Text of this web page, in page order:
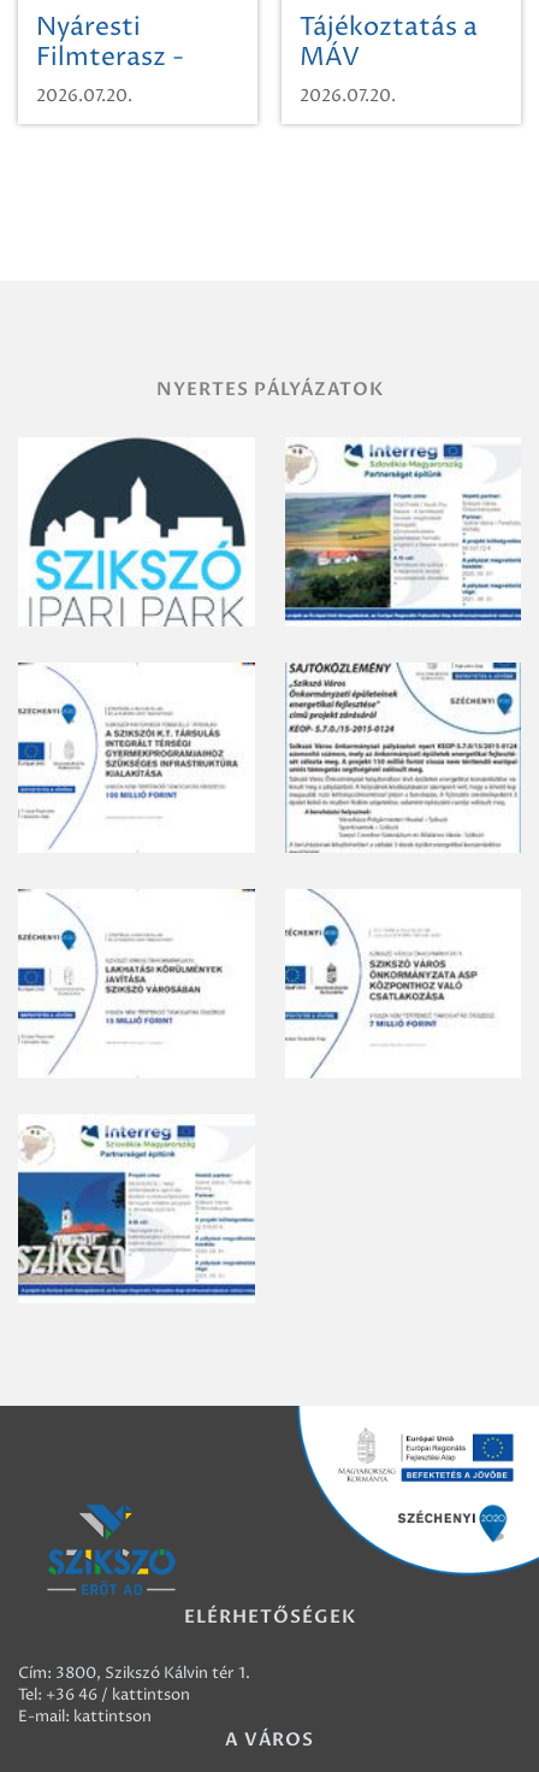
Nyáresti
Filmterasz -
Beugró a
Paradicsomba
2026.07.20.
Tájékoztatás a
MÁV
Pályaműködtetési
Zrt. Területi
2026.07.20.
NYERTES PÁLYÁZATOK
ELÉRHETŐSÉGEK
Cím: 3800, Szikszó Kálvin tér 1.
Tel: +36 46 / kattintson
E-mail: kattintson
A VÁROS